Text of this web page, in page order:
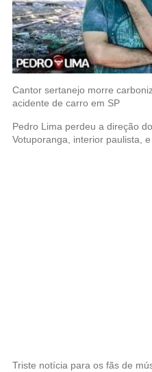
Cantor sertanejo morre
acidente de carro em SP
Pedro Lima perdeu a direção
Votuporanga, interior paulista,
Triste notícia para os fãs de